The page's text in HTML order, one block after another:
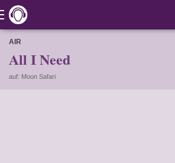
AIR
All I Need
auf: Moon Safari